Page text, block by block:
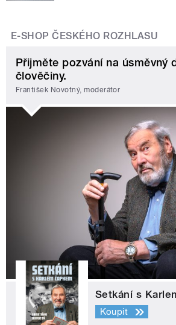
E-SHOP ČESKÉHO ROZHLASU
Přijměte pozvání na úsměvný
člověčiny.
František Novotný, moderátor
Setkání s
Koupit